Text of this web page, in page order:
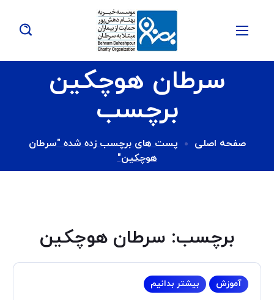
سرطان هوچکین
برچسب
صفحه اصلی
پست های برچسب زده شده "سرطان
هوچکین"
برچسب: سرطان هوچکین
آموزش بیشتر بدانیم